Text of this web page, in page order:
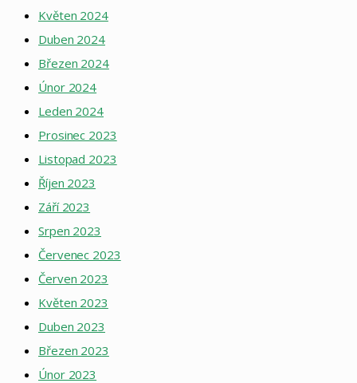
Květen 2024
Duben 2024
Březen 2024
Únor 2024
Leden 2024
Prosinec 2023
Listopad 2023
Říjen 2023
Září 2023
Srpen 2023
Červenec 2023
Červen 2023
Květen 2023
Duben 2023
Březen 2023
Únor 2023